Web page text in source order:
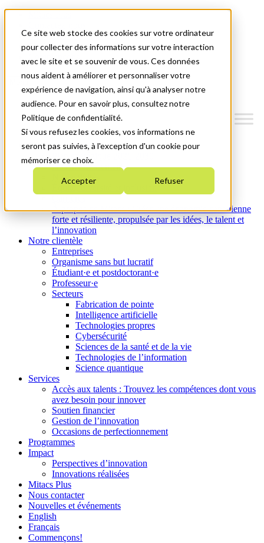
Ce site web stocke des cookies sur votre ordinateur
pour collecter des informations sur votre interaction
avec le site et se souvenir de vous. Ces données
nous aident à améliorer et personnaliser votre
expérience de navigation, ainsi qu'à analyser notre
audience. Pour en savoir plus, consultez notre
Politique de confidentialité.
Si vous refusez les cookies, vos informations ne
seront pas suivies, à l'exception d'un cookie pour
mémoriser ce choix.
Accepter Refuser
Nouvelles et événements
English
Commençons!
Qui nous sommes
Plan stratégique 2026-2030
Nos investissements
Nos activités
Équité, diversité et inclusion
À propos de Mitacs : Créer une économie canadienne
forte et résiliente, propulsée par les idées, le talent et
l’innovation
Notre clientèle
Entreprises
Organisme sans but lucratif
Étudiant·e et postdoctorant·e
Professeur·e
Secteurs
Fabrication de pointe
Intelligence artificielle
Technologies propres
Cybersécurité
Sciences de la santé et de la vie
Technologies de l’information
Science quantique
Services
Accès aux talents : Trouvez les compétences dont vous
avez besoin pour innover
Soutien financier
Gestion de l’innovation
Occasions de perfectionnement
Programmes
Impact
Perspectives d’innovation
Innovations réalisées
Mitacs Plus
Nous contacter
Nouvelles et événements
English
Français
Commençons!